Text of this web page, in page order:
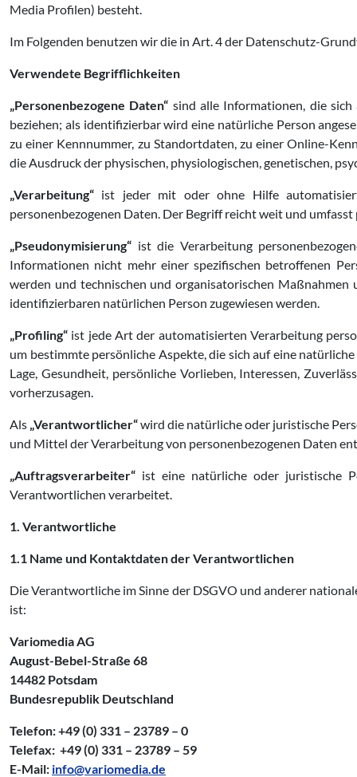
Media Profilen) besteht.
Im Folgenden benutzen wir die in Art. 4 der Datenschutz-
Verwendete Begrifflichkeiten
„Personenbezogene Daten“ sind alle Informationen, die
beziehen; als identifizierbar wird eine natürliche Person
zu einer Kennnummer, zu Standortdaten, zu einer Online-
die Ausdruck der physischen, physiologischen, genetischen,
„Verarbeitung“ ist jeder mit oder ohne Hilfe
personenbezogenen Daten. Der Begriff reicht weit und
„Pseudonymisierung“ ist die Verarbeitung
Informationen nicht mehr einer spezifischen betroffenen
werden und technischen und organisatorischen
identifizierbaren natürlichen Person zugewiesen werden.
„Profiling“ ist jede Art der automatisierten Verarbeitung
um bestimmte persönliche Aspekte, die sich auf eine
Lage, Gesundheit, persönliche Vorlieben, Interessen,
vorherzusagen.
Als „Verantwortlicher“wird die natürliche oder juristische
und Mittel der Verarbeitung von personenbezogenen Daten
„Auftragsverarbeiter“ ist eine natürliche oder juristische
Verantwortlichen verarbeitet.
1. Verantwortliche
1.1 Name und Kontaktdaten der Verantwortlichen
Die Verantwortliche im Sinne der DSGVO und anderer
ist:
Variomedia AG
August-Bebel-Straße 68
14482 Potsdam
Bundesrepublik Deutschland
Telefon: +49 (0) 331 – 23789 – 0
Telefax: +49 (0) 331 – 23789 – 59
E-Mail: info@variomedia.de